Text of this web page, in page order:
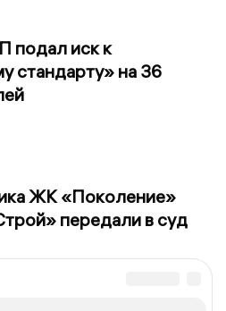
подал иск к
стандарту» на 36
ЖК «Поколение»
передали в суд